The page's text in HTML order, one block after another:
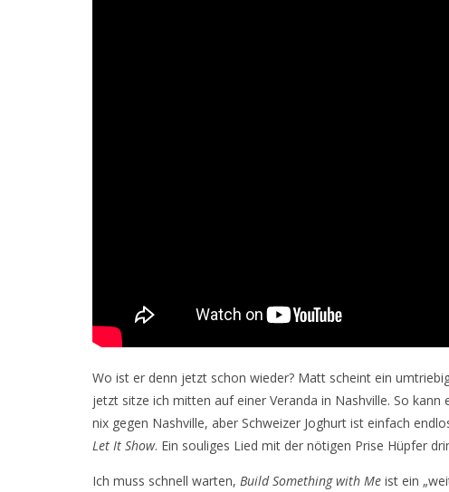
Wo ist er denn jetzt schon wieder? Matt scheint ein
jetzt sitze ich mitten auf einer Veranda in Nashville. So
nix gegen Nashville, aber Schweizer Joghurt ist einfach
Let It Show. Ein souliges Lied mit der nötigen Prise Hüpfer
Ich muss schnell warten, Build Something with Me ist ein